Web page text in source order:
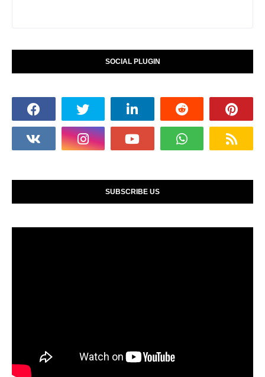
SOCIAL PLUGIN
SUBSCRIBE US